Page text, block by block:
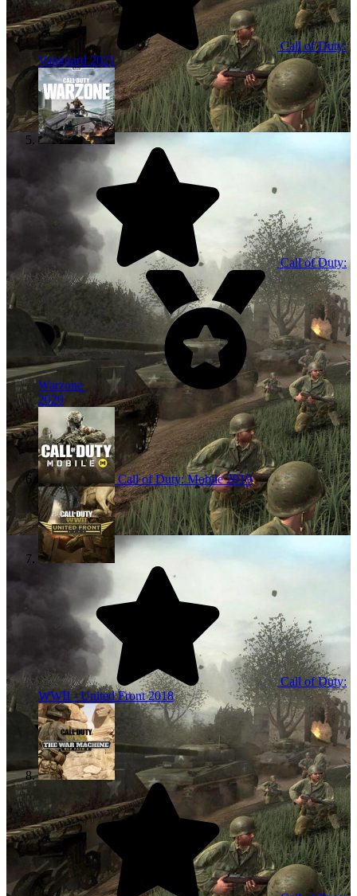
Call of Duty:
Vanguard 2021
Call of Duty:
Warzone
2020
Call of Duty: Mobile2019
Call of Duty:
WWII - United Front2018